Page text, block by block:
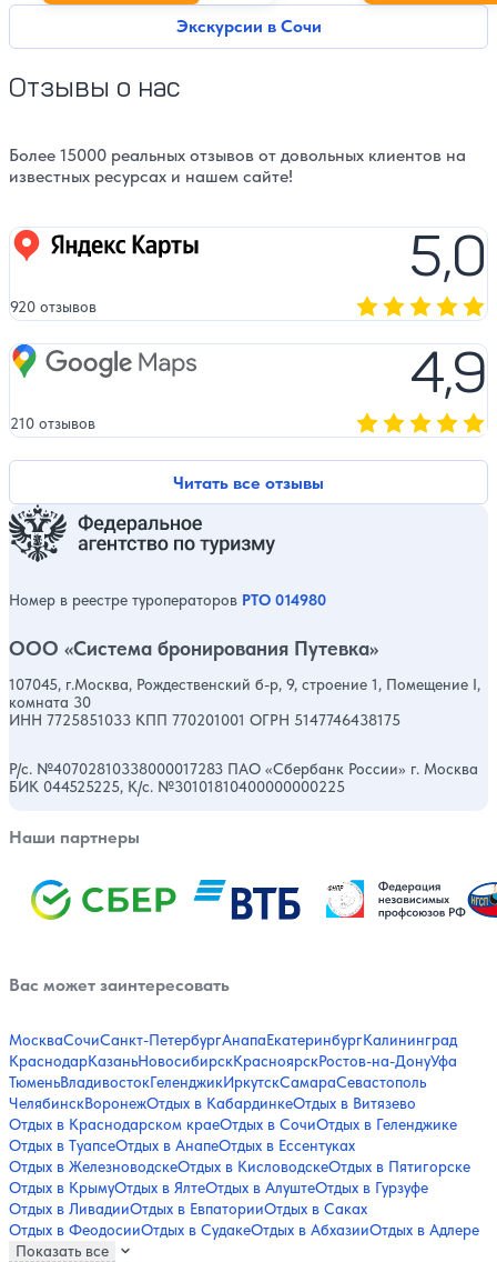
Экскурсии в Сочи
Отзывы о нас
Более 15000 реальных отзывов от довольных клиентов на
известных ресурсах и нашем сайте!
Читать все отзывы
Яндекс карты 5,0
920 отзывов
Google Maps 4,9
210 отзывов
Номер в реестре туроператоров РТО 014980
ООО «Система бронирования Путевка»
107045, г.Москва, Рождественский б-р, 9, строение 1, Помещение I,
комната 30
ИНН 7725851033 КПП 770201001 ОГРН 5147746438175
Р/с. №40702810338000017283 ПАО «Сбербанк России» г. Москва
БИК 044525225, К/с. №30101810400000000225
Наши партнеры
Вас может заинтересовать
МоскваСочиСанкт-ПетербургАнапаЕкатеринбургКалининград
КраснодарКазаньНовосибирскКрасноярскРостов-на-ДонуУфа
ТюменьВладивостокГеленджикИркутскСамараСевастополь
ЧелябинскВоронежОтдых в КабардинкеОтдых в Витязево
Отдых в Краснодарском краеОтдых в СочиОтдых в Геленджике
Отдых в ТуапсеОтдых в АнапеОтдых в Ессентуках
Отдых в ЖелезноводскеОтдых в КисловодскеОтдых в Пятигорске
Отдых в КрымуОтдых в ЯлтеОтдых в АлуштеОтдых в Гурзуфе
Отдых в ЛивадииОтдых в ЕвпаторииОтдых в Саках
Отдых в ФеодосииОтдых в СудакеОтдых в АбхазииОтдых в Адлере
Показать все